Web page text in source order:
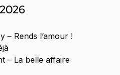
– Rends l’amour !
– La belle affaire